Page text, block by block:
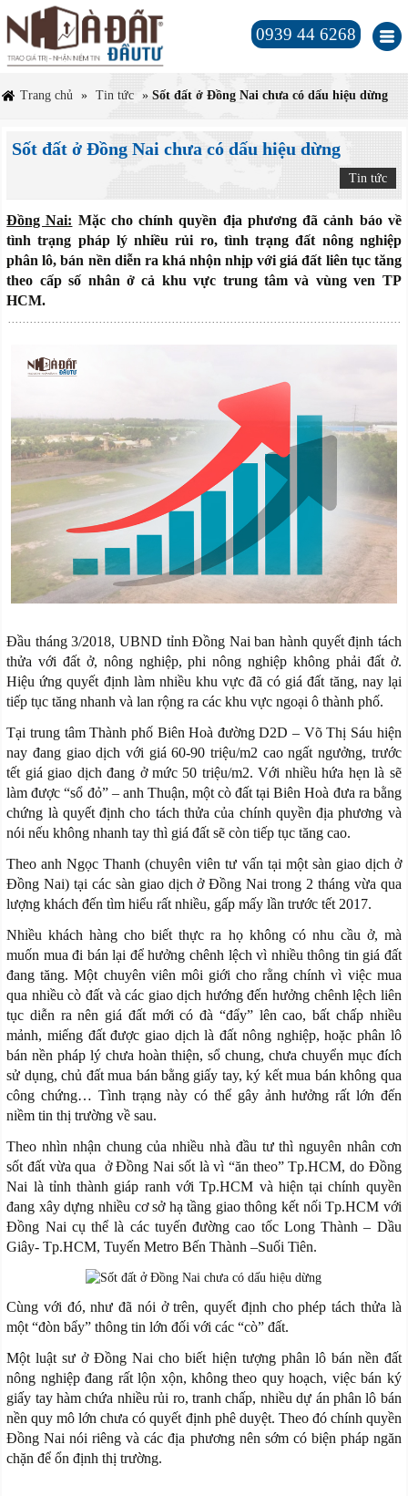
0939 44 6268
Trang chủ » Tin tức »Sốt đất ở Đồng Nai chưa có dấu hiệu dừng
Sốt đất ở Đồng Nai chưa có dấu hiệu dừng
Tin tức
Đồng Nai: Mặc cho chính quyền địa phương đã cảnh báo về
tình trạng pháp lý nhiều rủi ro, tình trạng đất nông nghiệp
phân lô, bán nền diễn ra khá nhộn nhịp với giá đất liên tục tăng
theo cấp số nhân ở cả khu vực trung tâm và vùng ven TP
HCM.
Đầu tháng 3/2018, UBND tỉnh Đồng Nai ban hành quyết định tách
thửa với đất ở, nông nghiệp, phi nông nghiệp không phải đất ở.
Hiệu ứng quyết định làm nhiều khu vực đã có giá đất tăng, nay lại
tiếp tục tăng nhanh và lan rộng ra các khu vực ngoại ô thành phố.
Tại trung tâm Thành phố Biên Hoà đường D2D – Võ Thị Sáu hiện
nay đang giao dịch với giá 60-90 triệu/m2 cao ngất ngưởng, trước
tết giá giao dịch đang ở mức 50 triệu/m2. Với nhiều hứa hẹn là sẽ
làm được “sổ đỏ” – anh Thuận, một cò đất tại Biên Hoà đưa ra bằng
chứng là quyết định cho tách thửa của chính quyền địa phương và
nói nếu không nhanh tay thì giá đất sẽ còn tiếp tục tăng cao.
Theo anh Ngọc Thanh (chuyên viên tư vấn tại một sàn giao dịch ở
Đồng Nai) tại các sàn giao dịch ở Đồng Nai trong 2 tháng vừa qua
lượng khách đến tìm hiểu rất nhiều, gấp mấy lần trước tết 2017.
Nhiều khách hàng cho biết thực ra họ không có nhu cầu ở, mà
muốn mua đi bán lại để hưởng chênh lệch vì nhiều thông tin giá đất
đang tăng. Một chuyên viên môi giới cho rằng chính vì việc mua
qua nhiều cò đất và các giao dịch hướng đến hưởng chênh lệch liên
tục diễn ra nên giá đất mới có đà “đẩy” lên cao, bất chấp nhiều
mảnh, miếng đất được giao dịch là đất nông nghiệp, hoặc phân lô
bán nền pháp lý chưa hoàn thiện, sổ chung, chưa chuyển mục đích
sử dụng, chủ đất mua bán bằng giấy tay, ký kết mua bán không qua
công chứng… Tình trạng này có thể gây ảnh hưởng rất lớn đến
niềm tin thị trường về sau.
Theo nhìn nhận chung của nhiều nhà đầu tư thì nguyên nhân cơn
sốt đất vừa qua ở Đồng Nai sốt là vì “ăn theo” Tp.HCM, do Đồng
Nai là tỉnh thành giáp ranh với Tp.HCM và hiện tại chính quyền
đang xây dựng nhiều cơ sở hạ tầng giao thông kết nối Tp.HCM với
Đồng Nai cụ thể là các tuyến đường cao tốc Long Thành – Dầu
Giây- Tp.HCM, Tuyến Metro Bến Thành –Suối Tiên.
Cùng với đó, như đã nói ở trên, quyết định cho phép tách thửa là
một “đòn bẩy” thông tin lớn đối với các “cò” đất.
Một luật sư ở Đồng Nai cho biết hiện tượng phân lô bán nền đất
nông nghiệp đang rất lộn xộn, không theo quy hoạch, việc bán ký
giấy tay hàm chứa nhiều rủi ro, tranh chấp, nhiều dự án phân lô bán
nền quy mô lớn chưa có quyết định phê duyệt. Theo đó chính quyền
Đồng Nai nói riêng và các địa phương nên sớm có biện pháp ngăn
chặn để ổn định thị trường.